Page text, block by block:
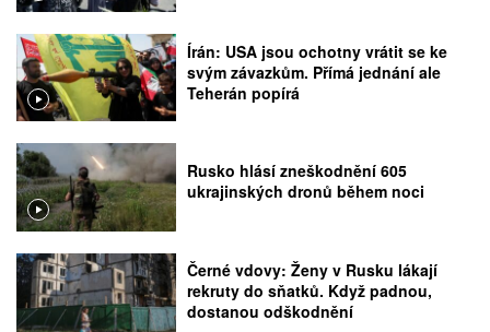
Írán: USA jsou ochotny vrátit se ke
svým závazkům. Přímá jednání ale
Teherán popírá
Rusko hlásí zneškodnění 605
ukrajinských dronů během noci
Černé vdovy: Ženy v Rusku lákají
rekruty do sňatků. Když padnou,
dostanou odškodnění